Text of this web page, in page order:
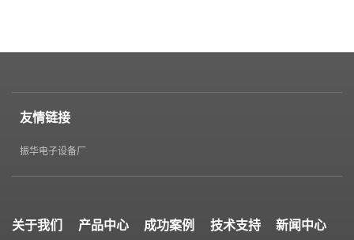
友情链接
振华电子设备厂
关于我们 产品中心 成功案例 技术支持 新闻中心